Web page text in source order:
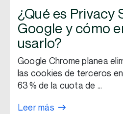
¿Qué es Privacy
Google y cómo
usarlo?
Google Chrome planea
las cookies de terceros
63 % de la cuota de …
Leer más